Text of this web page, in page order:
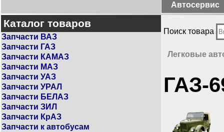
Автосервис
Каталог товаров
Запчасти ВАЗ
Запчасти ГАЗ
Запчасти КАМАЗ
Запчасти МАЗ
Запчасти УАЗ
Запчасти УРАЛ
Запчасти БЕЛАЗ
Запчасти ЗИЛ
Запчасти КрАЗ
Запчасти к автобусам
Поиск товара
Легковые
ГАЗ-